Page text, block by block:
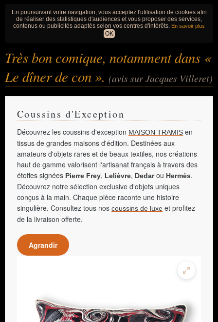
En poursuivant votre navigation, vous acceptez l'utilisation de cookies afin
de réaliser des statistiques d'audiences et vous proposer des services,
contenus ou publicités adaptés selon vos centres d'intérêts. En savoir plus
OK
Très bon comique, notamment dans «
Le dîner de con ». (avis sur Jacques Villeret)
Coussins d'Exception
Découvrez les coussins d'exception MAISON TRAMIS en
tissus de grandes maisons d'édition. Destinées aux
amateurs d'objets rares et de beaux textiles, nos créations
haut de gamme valorisent l'artisanat français à travers des
étoffes signées Pierre Frey, Lelièvre, Dedarou Hermès.
Découvrez notre sélection exclusive d'objets uniques
conçus à la main. Chaque pièce raconte une histoire
singulière. Consultez tous nos coussins de luxe et profitez
de la livraison offerte.
Agrandir